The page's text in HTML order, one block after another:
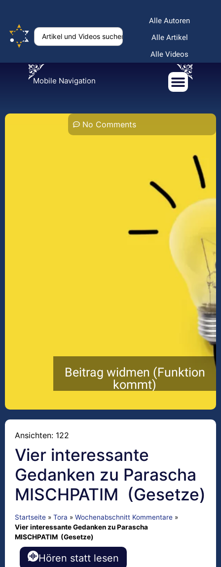
Alle Autoren
Alle Artikel
Alle Videos
Mobile Navigation
No Comments
Beitrag widmen (Funktion
kommt)
Ansichten: 122
Vier interessante
Gedanken zu Parascha
MISCHPATIM (Gesetze)
Startseite » Tora » Wochenabschnitt Kommentare »
Vier interessante Gedanken zu Parascha
MISCHPATIM (Gesetze)
Hören statt lesen